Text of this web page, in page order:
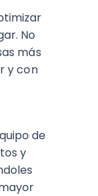
No
más
y con
de
y